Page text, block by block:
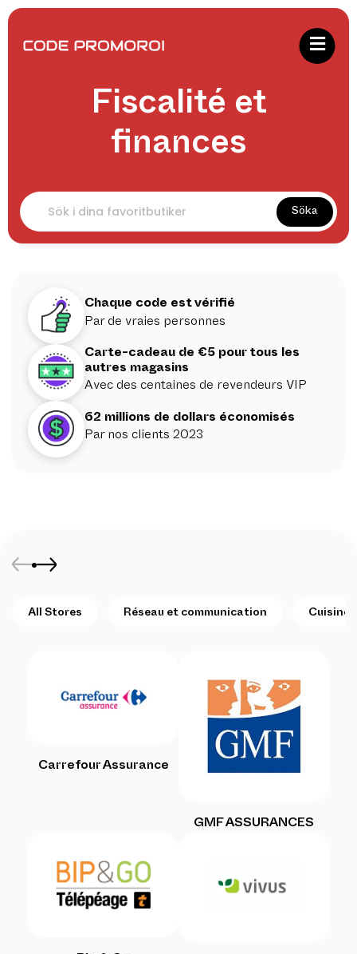
Fiscalité et
finances
Söka
Chaque code est vérifié
Par de vraies personnes
Carte-cadeau de €5 pour tous les
autres magasins
Avec des centaines de revendeurs VIP
62 millions de dollars économisés
Par nos clients 2023
All Stores Réseau et communication Cuisine
Carrefour Assurance
GMF ASSURANCES